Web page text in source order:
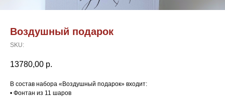
Воздушный подарок
SKU:
13780,00 р.
В состав набора «Воздушный подарок» входит:
• Фонтан из 11 шаров